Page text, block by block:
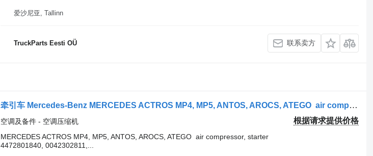
爱沙尼亚, Tallinn
TruckParts Eesti OÜ 联系卖方
牵引车 Mercedes-Benz MERCEDES ACTROS MP4, MP5, ANTOS, AROCS, ATEGO air compressor, starter 4472801840, 0042302811, 0042304111, 4722300111, 4722300311, 4722300111, 4471604870, 4472801840, 4722300111, 4722300111, 32933, 447280-1840, DCP17186, 102218, 0071511801, 0071511801, 0071513901, 0071514401, 0071516201, 0071517501 的 空调压缩机 Mercedes-Benz MERCEDES ACTROS MP4, MP5, ANTOS, AROCS, ATEGO air compressor, s
根据请求提供价格
空调及备件 - 空调压缩机
MERCEDES ACTROS MP4, MP5, ANTOS, AROCS, ATEGO air compressor, starter
4472801840, 0042302811,...